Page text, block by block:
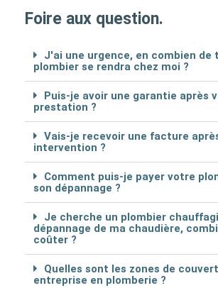
Foire aux question.
J'ai une urgence, en combien de
plombier se rendra chez moi ?
Puis-je avoir une garantie après
prestation ?
Vais-je recevoir une facture
intervention ?
Comment puis-je payer votre
son dépannage ?
Je cherche un plombier
dépannage de ma chaudière,
coûter ?
Quelles sont les zones de
entreprise en plomberie ?